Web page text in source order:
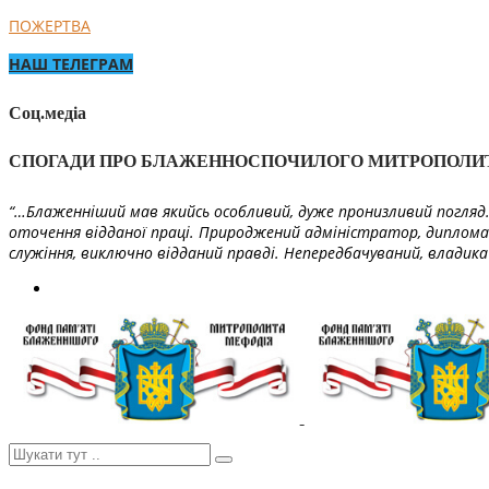
ПОЖЕРТВА
НАШ ТЕЛЕГРАМ
Соц.медіа
СПОГАДИ ПРО БЛАЖЕННОСПОЧИЛОГО
“…Блаженніший мав якийсь особливий, дуже пронизливий
оточення відданої праці. Природжений адміністратор,
служіння, виключно відданий правді. Непередбачуваний,